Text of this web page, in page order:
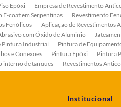
Epóxi
Empresa de Revestimento
E-coat em Serpentinas
Revestimento
Fenólicos
Aplicação de Revestimentos
com Óxido de Aluminio
Pintura Industrial
Pintura de
e Conexões
Pintura Epóxi Pintura
interno de tanques
Revestimentos
e Pintura
Serviço de
Institucional